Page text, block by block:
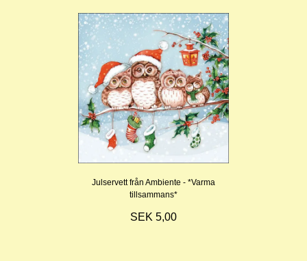
Julservett från Ambiente - *Varma
tillsammans*
SEK 5,00